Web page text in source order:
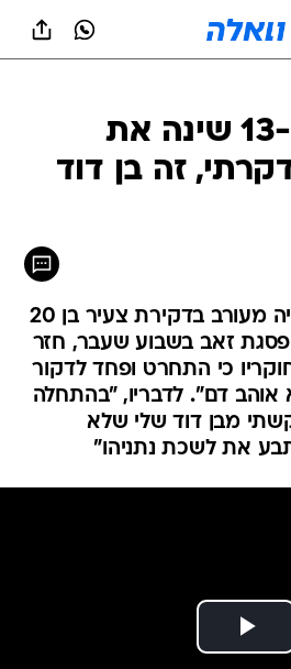
המחבל בן ה-13 שינה את
זה בן דוד
אחמד מנאסרה, שהיה מעורב בדקירת צעיר בן 20
פסגת זאב בשבוע שעבר, חזר
כי התחרט ופחד לדקור
אוהב דם". לדבריו, "בהתחלה
מבן דוד שלי שלא
את לשכת נתניהו"